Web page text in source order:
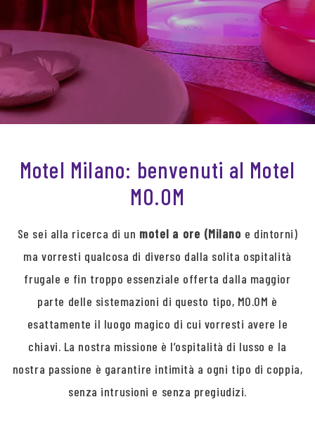
Motel Milano: benvenuti al Motel
MO.OM
Se sei alla ricerca di un motel a ore (Milano e dintorni)
ma vorresti qualcosa di diverso dalla solita ospitalità
frugale e fin troppo essenziale offerta dalla maggior
parte delle sistemazioni di questo tipo, MO.OM è
esattamente il luogo magico di cui vorresti avere le
chiavi. La nostra missione è l’ospitalità di lusso e la
nostra passione è garantire intimità a ogni tipo di coppia,
senza intrusioni e senza pregiudizi.